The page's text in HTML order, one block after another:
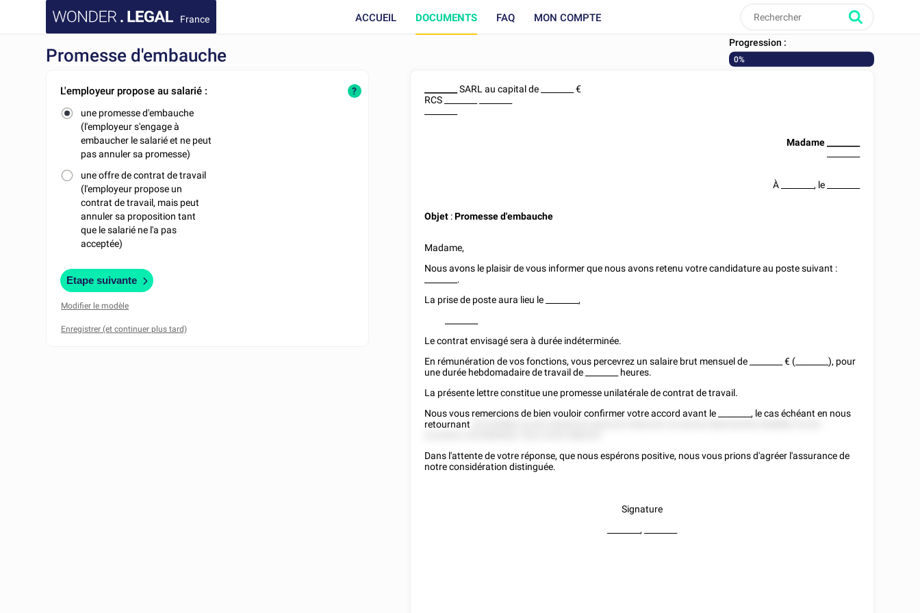
France ACCUEIL DOCUMENTS FAQ MON COMPTE
Promesse d'embauche
Progression :
0%
L'employeur propose au salarié :
une promesse d'embauche
(l'employeur s'engage à
embaucher le salarié et ne peut
pas annuler sa promesse)
une offre de contrat de travail
(l'employeur propose un
contrat de travail, mais peut
annuler sa proposition tant
que le salarié ne l'a pas
acceptée)
?
Etape suivante
Modifier le modèle
SARL au capital de
€
RCS
Madame
À , le
Objet :Promesse d'embauche
Madame,
Nous avons le plaisir de vous informer que nous avons retenu votre candidature au poste suivant :
.
La prise de poste aura lieu le
,
Le contrat envisagé sera à durée indéterminée.
En rémunération de vos fonctions, vous percevrez un salaire brut mensuel de
€ (________), pour
une durée hebdomadaire de travail de
heures.
La présente lettre constitue une promesse unilatérale de contrat de travail.
Nous vous remercions de bien vouloir confirmer votre accord avant le
, le cas échéant en nous
retournant
Dans l'attente de votre réponse, que nous espérons positive, nous vous prions d'agréer l'assurance de
notre considération distinguée.
Signature
,